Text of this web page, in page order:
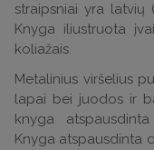
straipsniai yra latvių
Knyga iliustruota
koliažais.
Metalinius viršelius
lapai bei juodos ir
knyga atspausdinta
Knyga atspausdinta